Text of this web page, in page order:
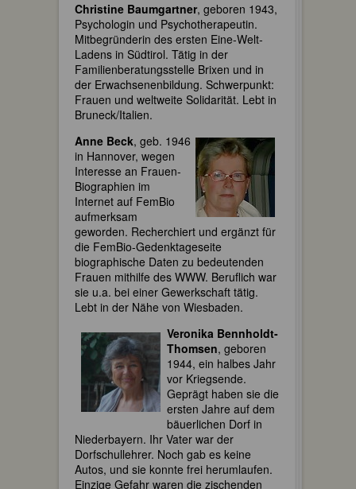
Christine Baumgartner, geboren 1943,
Psychologin und Psychotherapeutin.
Mitbegründerin des ersten Eine-Welt-
Ladens in Südtirol. Tätig in der
Familienberatungsstelle Brixen und in
der Erwachsenenbildung. Schwerpunkt:
Frauen und weltweite Solidarität. Lebt in
Bruneck/Italien.
Anne Beck, geb. 1946
in Hannover, wegen
Interesse an Frauen-
Biographien im
Internet auf FemBio
aufmerksam
geworden. Recherchiert und ergänzt für
die FemBio-Gedenktageseite
biographische Daten zu bedeutenden
Frauen mithilfe des WWW. Beruflich war
sie u.a. bei einer Gewerkschaft tätig.
Lebt in der Nähe von Wiesbaden.
Veronika Bennholdt-
Thomsen, geboren
1944, ein halbes Jahr
vor Kriegsende.
Geprägt haben sie die
ersten Jahre auf dem
bäuerlichen Dorf in
Niederbayern. Ihr Vater war der
Dorfschullehrer. Noch gab es keine
Autos, und sie konnte frei herumlaufen.
Einzige Gefahr waren die zischenden